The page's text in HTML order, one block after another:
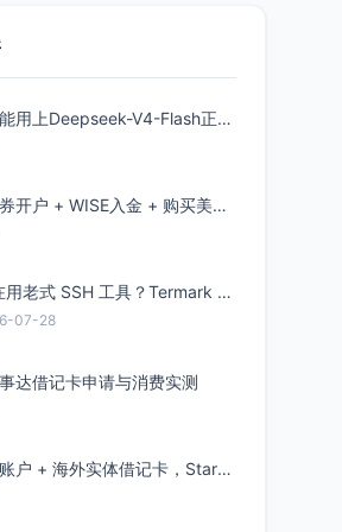
七牛云已经能用上Deepseek-V4-Flash正式版了，点此领取300万Token
美国第一证券开户 + WISE入金 + 购买美股全流程分享
还在用老式 SSH 工具？Termark 新一代跨平台智能SSH客户端了解一下
07-28
达借记卡申请与消费实测
全球多币种账户 + 海外实体借记卡，Starryblu开户教程与注意事项